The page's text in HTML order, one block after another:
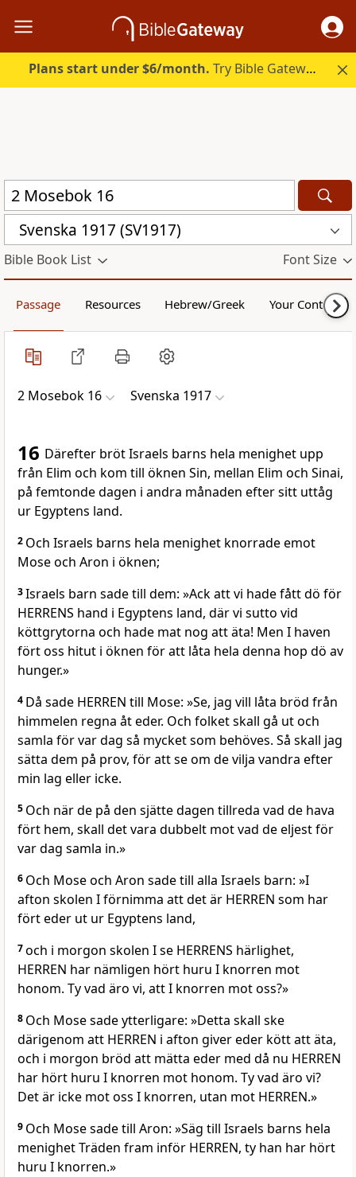
Plans start under $6/month. Try Bible Gateway Plus.
Svenska 1917 (SV1917)
Bible Book List Font Size
Passage Resources Hebrew/Greek Your Content
2 Mosebok 16 Svenska 1917
16 Därefter bröt Israels barns hela menighet upp
från Elim och kom till öknen Sin, mellan Elim och Sinai,
på femtonde dagen i andra månaden efter sitt uttåg
ur Egyptens land.
2 Och Israels barns hela menighet knorrade emot
Mose och Aron i öknen;
3Israels barn sade till dem: »Ack att vi hade fått dö för
HERRENS hand i Egyptens land, där vi sutto vid
köttgrytorna och hade mat nog att äta! Men I haven
fört oss hitut i öknen för att låta hela denna hop dö av
hunger.»
4 Då sade HERREN till Mose: »Se, jag vill låta bröd från
himmelen regna åt eder. Och folket skall gå ut och
samla för var dag så mycket som behöves. Så skall jag
sätta dem på prov, för att se om de vilja vandra efter
min lag eller icke.
5 Och när de på den sjätte dagen tillreda vad de hava
fört hem, skall det vara dubbelt mot vad de eljest för
var dag samla in.»
6 Och Mose och Aron sade till alla Israels barn: »I
afton skolen I förnimma att det är HERREN som har
fört eder ut ur Egyptens land,
7och i morgon skolen I se HERRENS härlighet,
HERREN har nämligen hört huru I knorren mot
honom. Ty vad äro vi, att I knorren mot oss?»
8 Och Mose sade ytterligare: »Detta skall ske
därigenom att HERREN i afton giver eder kött att äta,
och i morgon bröd att mätta eder med då nu HERREN
har hört huru I knorren mot honom. Ty vad äro vi?
Det är icke mot oss I knorren, utan mot HERREN.»
9 Och Mose sade till Aron: »Säg till Israels barns hela
menighet Träden fram inför HERREN, ty han har hört
huru I knorren.»